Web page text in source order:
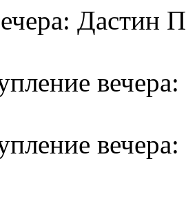
Дастин